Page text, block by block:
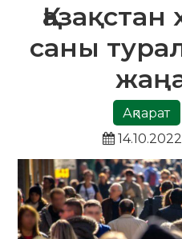
саны
Ақпарат
14.10.2022